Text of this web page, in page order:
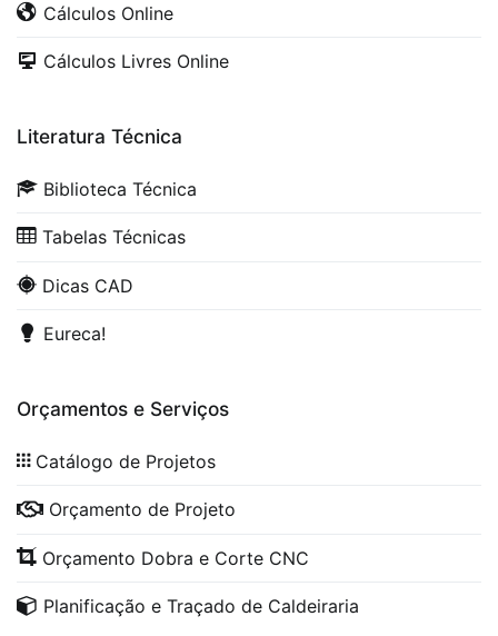
Cálculos Online
Cálculos Livres Online
Literatura Técnica
Biblioteca Técnica
Tabelas Técnicas
Dicas CAD
Eureca!
Orçamentos e Serviços
Catálogo de Projetos
Orçamento de Projeto
Orçamento Dobra e Corte CNC
Planificação e Traçado de Caldeiraria